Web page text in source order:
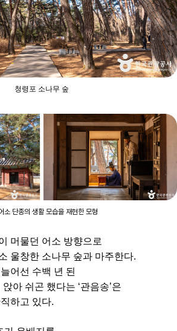
청령포 소나무 숲
소 단종의 생활 모습을 재현한 모형
머물던 어소 방향으로
울창한 소나무 숲과 마주한다.
어선 수백 년 된
아 쉬곤 했다는 ‘관음송’은
하고 있다.